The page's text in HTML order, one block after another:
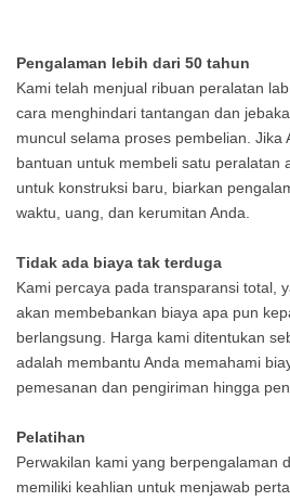
Pengalaman lebih dari 50 tahun
Kami telah menjual ribuan peralatan
cara menghindari tantangan dan
muncul selama proses pembelian. Jika
bantuan untuk membeli satu peralatan
untuk konstruksi baru, biarkan
waktu, uang, dan kerumitan Anda.
Tidak ada biaya tak terduga
Kami percaya pada transparansi total,
akan membebankan biaya apa pun
berlangsung. Harga kami ditentukan
adalah membantu Anda memahami
pemesanan dan pengiriman hingga
Pelatihan
Perwakilan kami yang berpengalaman
memiliki keahlian untuk menjawab